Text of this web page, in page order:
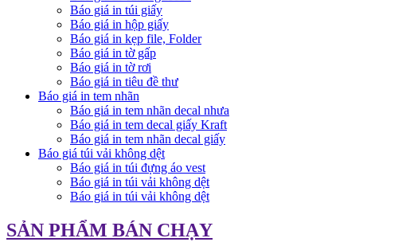
Báo giá in túi giấy
Báo giá in hộp giấy
Báo giá in kẹp file, Folder
Báo giá in tờ gấp
Báo giá in tờ rơi
Báo giá in tiêu đề thư
Báo giá in tem nhãn
Báo giá in tem nhãn decal nhưa
Báo giá in tem decal giấy Kraft
Báo giá in tem nhãn decal giấy
Báo giá túi vải không dệt
Báo giá in túi đựng áo vest
Báo giá in túi vải không dệt
Báo giá in túi vải không dệt
SẢN PHẨM BÁN CHẠY